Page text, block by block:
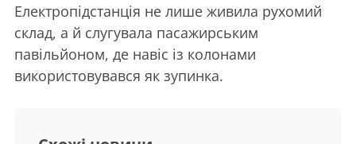
Електропідстанція не лише живила рухомий
склад, а й слугувала пасажирським
павільйоном, де навіс із колонами
використовувався як зупинка.